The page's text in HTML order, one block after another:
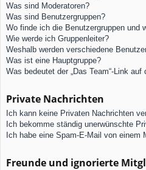
Was sind Moderatoren?
Was sind Benutzergruppen?
Wo finde ich die Benutzergruppen und
Wie werde ich Gruppenleiter?
Weshalb werden verschiedene
Was ist eine Hauptgruppe?
Was bedeutet der „Das Team“-Link auf
Private Nachrichten
Ich kann keine Privaten Nachrichten
Ich bekomme ständig unerwünschte
Ich habe eine Spam-E-Mail von einem
Freunde und ignorierte